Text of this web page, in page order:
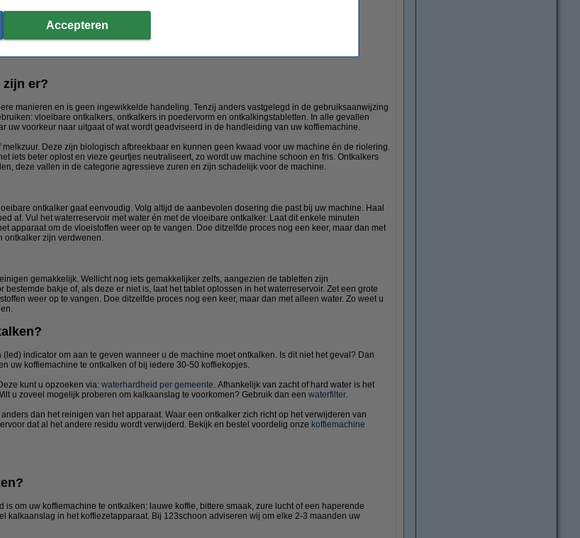
zijn er?
manieren en is geen ingewikkelde handeling. Tenzij anders vastgelegd in de gebruiksaanwijzing
vloeibare ontkalkers, ontkalkers in poedervorm en ontkalkingstabletten. In alle gevallen
uw voorkeur naar uitgaat of wat wordt geadviseerd in de handleiding van uw koffiemachine.
Deze zijn biologisch afbreekbaar en kunnen geen kwaad voor uw machine én de riolering.
iets beter oplost en vieze geurtjes neutraliseert, zo wordt uw machine schoon en fris. Ontkalkers
deze vallen in de categorie agressieve zuren en zijn schadelijk voor de machine.
ontkalker gaat eenvoudig. Volg altijd de aanbevolen dosering die past bij uw machine. Haal
af. Vul het waterreservoir met water én met de vloeibare ontkalker. Laat dit enkele minuten
apparaat om de vloeistoffen weer op te vangen. Doe ditzelfde proces nog een keer, maar dan met
ontkalker zijn verdwenen.
gemakkelijk. Wellicht nog iets gemakkelijker zelfs, aangezien de tabletten zijn
bakje of, als deze er niet is, laat het tablet oplossen in het waterreservoir. Zet een grote
weer op te vangen. Doe ditzelfde proces nog een keer, maar dan met alleen water. Zo weet u
indicator om aan te geven wanneer u de machine moet ontkalken. Is dit niet het geval? Dan
uw koffiemachine te ontkalken of bij iedere 30-50 koffiekopjes.
kunt u opzoeken via: waterhardheid per gemeente. Afhankelijk van zacht of hard water is het
u zoveel mogelijk proberen om kalkaanslag te voorkomen? Gebruik dan een waterfilter.
dan het reinigen van het apparaat. Waar een ontkalker zich richt op het verwijderen van
dat al het andere residu wordt verwijderd. Bekijk en bestel voordelig onze koffiemachine
om uw koffiemachine te ontkalken: lauwe koffie, bittere smaak, zure lucht of een haperende
kalkaanslag in het koffiezetapparaat. Bij 123schoon adviseren wij om elke 2-3 maanden uw
Accepteren